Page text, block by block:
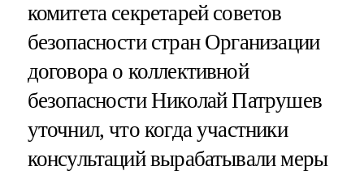
комитета секретарей советов
безопасности стран Организации
договора о коллективной
безопасности Николай Патрушев
уточнил, что когда участники
консультаций вырабатывали меры